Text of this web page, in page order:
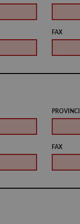
FAX
FAX